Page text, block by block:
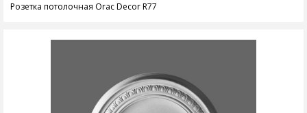
Розетка потолочная Orac Decor R77